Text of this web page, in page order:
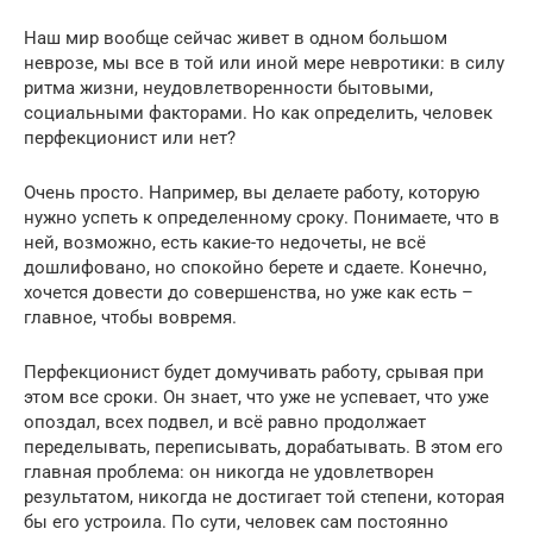
Наш мир вообще сейчас живет в одном большом
неврозе, мы все в той или иной мере невротики: в силу
ритма жизни, неудовлетворенности бытовыми,
социальными факторами. Но как определить, человек
перфекционист или нет?
Очень просто. Например, вы делаете работу, которую
нужно успеть к определенному сроку. Понимаете, что в
ней, возможно, есть какие-то недочеты, не всё
дошлифовано, но спокойно берете и сдаете. Конечно,
хочется довести до совершенства, но уже как есть –
главное, чтобы вовремя.
Перфекционист будет домучивать работу, срывая при
этом все сроки. Он знает, что уже не успевает, что уже
опоздал, всех подвел, и всё равно продолжает
переделывать, переписывать, дорабатывать. В этом его
главная проблема: он никогда не удовлетворен
результатом, никогда не достигает той степени, которая
бы его устроила. По сути, человек сам постоянно